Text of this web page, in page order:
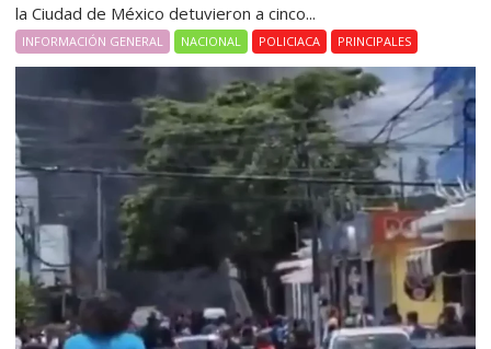
la Ciudad de México detuvieron a cinco...
INFORMACIÓN GENERAL NACIONAL POLICIACA PRINCIPALES